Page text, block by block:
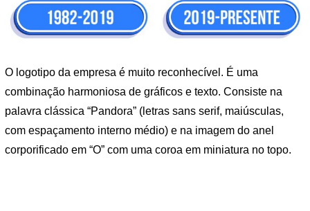
O logotipo da empresa é muito reconhecível. É uma
combinação harmoniosa de gráficos e texto. Consiste na
palavra clássica “Pandora” (letras sans serif, maiúsculas,
com espaçamento interno médio) e na imagem do anel
corporificado em “O” com uma coroa em miniatura no topo.